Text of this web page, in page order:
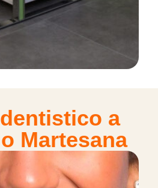
a
Martesana